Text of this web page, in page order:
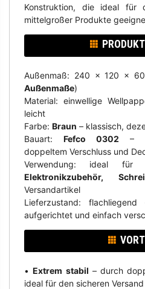
Konstruktion, die ideal für
mittelgroßer Produkte
Außenmaß: 240 x 120 x
Außenmaße)
Material: einwellige
leicht
Farbe: Braun – klassisch,
Bauart: Fefco 0302 –
doppeltem Verschluss und
Verwendung: ideal für
Elektronikzubehör,
Versandartikel
Lieferzustand:
aufgerichtet und einfach
•Extrem stabil – durch
ideal für den sicheren Versand